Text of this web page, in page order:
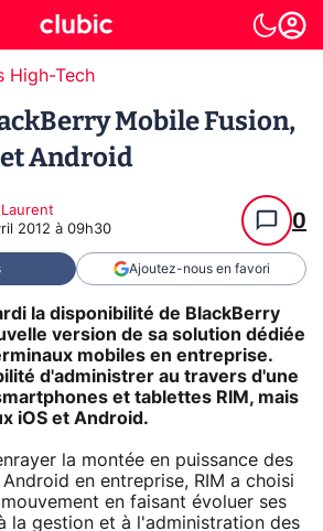
High-Tech
Mobile Fusion,
Android
2012 à 09h30 0
Ajoutez-nous en favori
la disponibilité de BlackBerry
version de sa solution dédiée
mobiles en entreprise.
d'administrer au travers d'une
et tablettes RIM, mais
iOS et Android.
la montée en puissance des
en entreprise, RIM a choisi
en faisant évoluer ses
la gestion et à l'administration des